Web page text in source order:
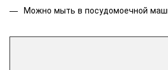
Можно мыть в посудомоечной